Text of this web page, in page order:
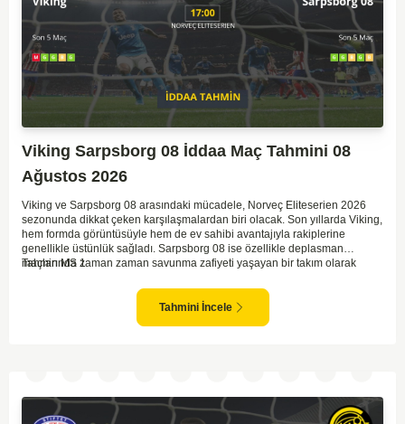
Viking Sarpsborg 08 İddaa Maç Tahmini 08
Ağustos 2026
Viking ve Sarpsborg 08 arasındaki mücadele, Norveç Eliteserien 2026
sezonunda dikkat çeken karşılaşmalardan biri olacak. Son yıllarda Viking,
hem formda görüntüsüyle hem de ev sahibi avantajıyla rakiplerine
genellikle üstünlük sağladı. Sarpsborg 08 ise özellikle deplasman
maçlarında zaman zaman savunma zafiyeti yaşayan bir takım olarak
yapıyor. Sarpsborg'un ise sürpriz yapabilme potansiyeli olsa da,
genellikle güçlü rakipler karşısında tutunmakta zorlandıkları biliniyor. Bu
doğrultuda, Viking'in galibiyete yakın olabileceği bir maç beklenebilir.
Tahmin MS 1
Tahmini İncele